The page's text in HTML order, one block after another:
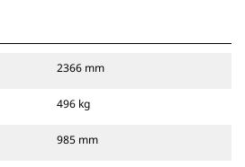
2366 mm
496 kg
985 mm